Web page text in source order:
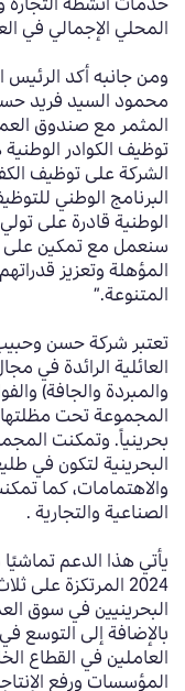
المحلي الإجماليفي
ومن جانبه أكد
محمود السيد فريد
المثمر مع صندوق
توظيف الكوادر
الشركة على توظيف
البرنامج الوطني
الوطنية قادرة على
سنعمل مع تمكين على
المؤهلة وتعزيز قدراتهم
المتنوعة.”
تعتبر شركة حسن
العائليةالرائدة في
والمبردة والجافة)
المجموعة تحتمظلتها
بحرينياً. وتمكنت
البحرينية لتكون في
والاهتمامات، كما
الصناعية والتجارية.
يأتي هذا الدعم
2024 المرتكزة على ثلاث مبادرات
البحرينيين في سوق
بالإضافة إلى التوسع
العاملين في القطاع
المؤسسات ورفع